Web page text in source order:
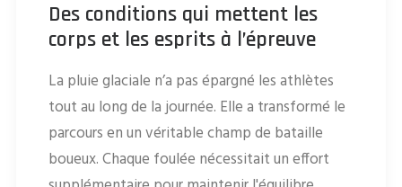
Des conditions qui mettent les
corps et les esprits à l’épreuve
La pluie glaciale n’a pas épargné les athlètes
tout au long de la journée. Elle a transformé le
parcours en un véritable champ de bataille
boueux. Chaque foulée nécessitait un effort